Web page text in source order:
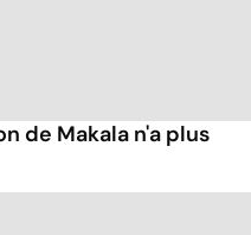
de Makala n'a plus